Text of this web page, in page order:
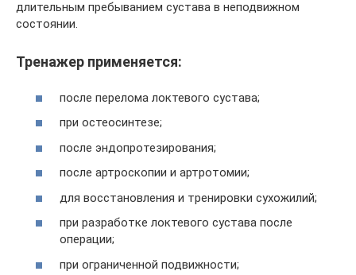
длительным пребыванием сустава в неподвижном
состоянии.
Тренажер применяется:
после перелома локтевого сустава;
при остеосинтезе;
после эндопротезирования;
после артроскопии и артротомии;
для восстановления и тренировки сухожилий;
при разработке локтевого сустава после
операции;
при ограниченной подвижности;